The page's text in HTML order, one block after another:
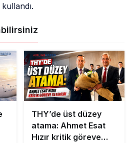
THY’de üst düzey
atama: Ahmet Esat
Hızır kritik göreve